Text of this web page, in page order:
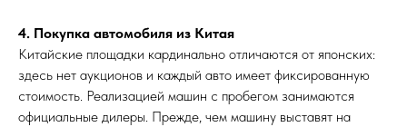
4. Покупка автомобиля из Китая
Китайские площадки кардинально отличаются от японских:
здесь нет аукционов и каждый авто имеет фиксированную
стоимость. Реализацией машин с пробегом занимаются
официальные дилеры. Прежде, чем машину выставят на